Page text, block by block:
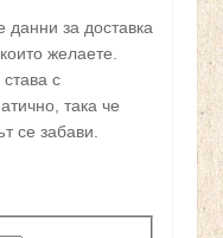
за доставка
желаете.
с
така че
се забави.